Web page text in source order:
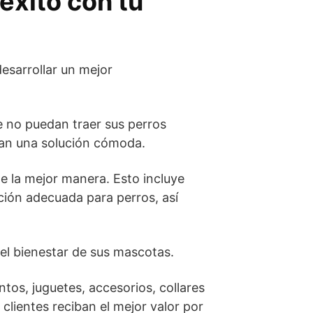
un mejor
puedan traer sus perros
una solución cómoda.
la mejor manera. Esto incluye
adecuada para perros, así
bienestar de sus mascotas.
juguetes, accesorios, collares
reciban el mejor valor por